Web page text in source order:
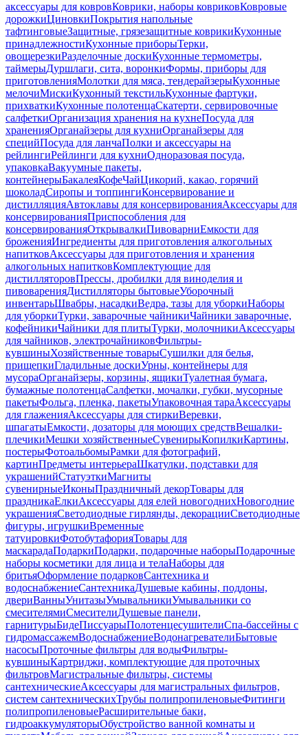
аксессуары для ковровКоврики, наборы ковриковКовровые
дорожкиЦиновкиПокрытия напольные
тафтинговыеЗащитные, грязезащитные коврикиКухонные
принадлежностиКухонные приборыТерки,
овощерезкиРазделочные доскиКухонные термометры,
таймерыДуршлаги, сита, воронкиФормы, приборы для
приготовленияМолотки для мяса, тендерайзерыКухонные
мелочиМискиКухонный текстильКухонные фартуки,
прихваткиКухонные полотенцаСкатерти, сервировочные
салфеткиОрганизация хранения на кухнеПосуда для
храненияОрганайзеры для кухниОрганайзеры для
специйПосуда для ланчаПолки и аксессуары на
рейлингиРейлинги для кухниОдноразовая посуда,
упаковкаВакуумные пакеты,
контейнерыБакалеяКофеЧайЦикорий, какао, горячий
шоколадСиропы и топпингиКонсервирование и
дистилляцияАвтоклавы для консервированияАксессуары для
консервированияПриспособления для
консервированияОткрывалкиПивоварниЕмкости для
броженияИнгредиенты для приготовления алкогольных
напитковАксессуары для приготовления и хранения
алкогольных напитковКомплектующие для
дистилляторовПрессы, дробилки для виноделия и
пивоваренияДистилляторы бытовыеУборочный
инвентарьШвабры, насадкиВедра, тазы для уборкиНаборы
для уборкиТурки, заварочные чайникиЧайники заварочные,
кофейникиЧайники для плитыТурки, молочникиАксессуары
для чайников, электрочайниковФильтры-
кувшиныХозяйственные товарыСушилки для белья,
прищепкиГладильные доскиУрны, контейнеры для
мусораОрганайзеры, корзины, ящикиТуалетная бумага,
бумажные полотенцаСалфетки, мочалки, губки, мусорные
пакетыФольга, пленка, пакетыУпаковочная тараАксессуары
для глаженияАксессуары для стиркиВеревки,
шпагатыЕмкости, дозаторы для моющих средствВешалки-
плечикиМешки хозяйственныеСувенирыКопилкиКартины,
постерыФотоальбомыРамки для фотографий,
картинПредметы интерьераШкатулки, подставки для
украшенийСтатуэткиМагниты
сувенирныеИконыПраздничный декорТовары для
праздникаЕлкиАксессуары для елей новогоднихНовогодние
украшенияСветодиодные гирлянды, декорацииСветодиодные
фигуры, игрушкиВременные
татуировкиФотобутафорияТовары для
маскарадаПодаркиПодарки, подарочные наборыПодарочные
наборы косметики для лица и телаНаборы для
бритьяОформление подарковСантехника и
водоснабжениеСантехникаДушевые кабины, поддоны,
двериВанныУнитазыУмывальникиУмывальники со
смесителямиСмесителиДушевые панели,
гарнитурыБидеПиссуарыПолотенцесушителиСпа-бассейны с
гидромассажемВодоснабжениеВодонагревателиБытовые
насосыПроточные фильтры для водыФильтры-
кувшиныКартриджи, комплектующие для проточных
фильтровМагистральные фильтры, системы
сантехническиеАксессуары для магистральных фильтров,
систем сантехническихТрубы полипропиленовыеФитинги
полипропиленовыеРасширительные баки,
гидроаккумуляторыОбустройство ванной комнаты и